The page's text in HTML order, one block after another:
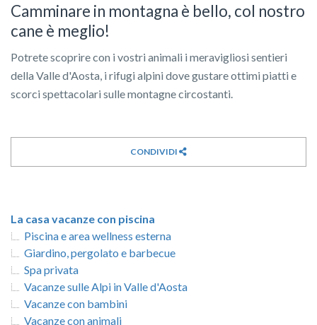
Camminare in montagna è bello, col nostro
cane è meglio!
Potrete scoprire con i vostri animali i meravigliosi sentieri
della Valle d'Aosta, i rifugi alpini dove gustare ottimi piatti e
scorci spettacolari sulle montagne circostanti.
CONDIVIDI
La casa vacanze con piscina
Piscina e area wellness esterna
Giardino, pergolato e barbecue
Spa privata
Vacanze sulle Alpi in Valle d'Aosta
Vacanze con bambini
Vacanze con animali